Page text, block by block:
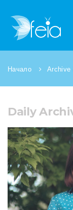
Начало Archive
Daily